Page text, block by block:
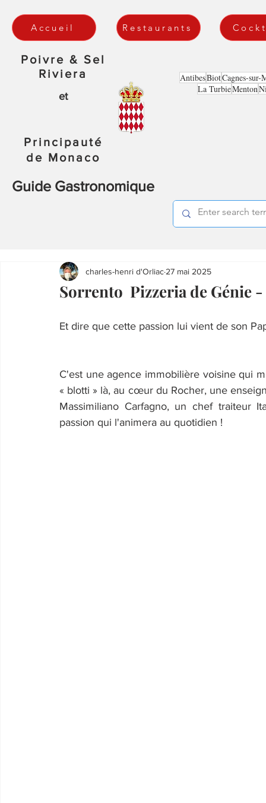
Accueil Restaurants
Poivre & Sel
Riviera
et
Principauté
de Monaco
Guide Gastronomique
AntibesBiotCagnes-sur-
La TurbieMenton
Sorrento Pizzeria de Génie
charles-henri d'Orliac 27 mai 2025
Et dire que cette passion lui vient de son
C'est une agence immobilière voisine qui
« blotti » là, au cœur du Rocher, une
Massimiliano Carfagno, un chef traiteur
passion qui l'animera au quotidien !